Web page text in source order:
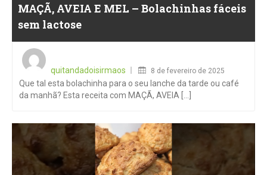
MAÇÃ, AVEIA E MEL – Bolachinhas fáceis
sem lactose
quitandadoisirmaos
8 de fevereiro de 2025
Que tal esta bolachinha para o seu lanche da tarde ou café
da manhã? Esta receita com MAÇÃ, AVEIA [...]